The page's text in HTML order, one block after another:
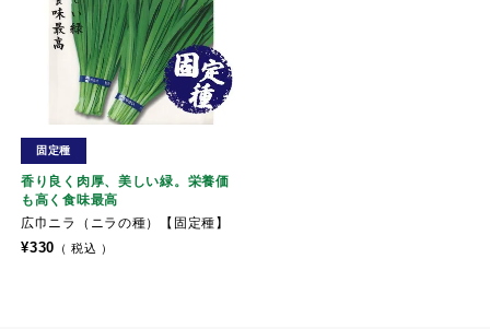
香り良く肉厚、美しい緑。栄養価
も高く食味最高
広巾ニラ（ニラの種）【固定種】
固定種
¥330 税込